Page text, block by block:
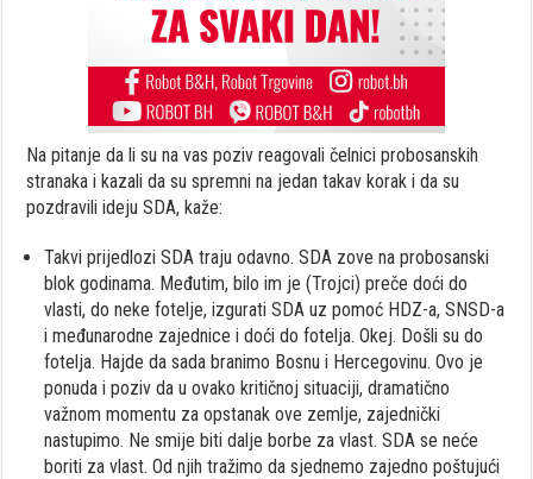
Na pitanje da li su na vas poziv reagovali čelnici probosanskih
stranaka i kazali da su spremni na jedan takav korak i da su
pozdravili ideju SDA, kaže:
Takvi prijedlozi SDA traju odavno. SDA zove na probosanski
blok godinama. Međutim, bilo im je (Trojci) preče doći do
vlasti, do neke fotelje, izgurati SDA uz pomoć HDZ-a, SNSD-a
i međunarodne zajednice i doći do fotelja. Okej. Došli su do
fotelja. Hajde da sada branimo Bosnu i Hercegovinu. Ovo je
ponuda i poziv da u ovako kritičnoj situaciji, dramatično
važnom momentu za opstanak ove zemlje, zajednički
nastupimo. Ne smije biti dalje borbe za vlast. SDA se neće
boriti za vlast. Od njih tražimo da sjednemo zajedno poštujući